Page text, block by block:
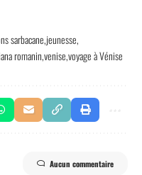
sarbacane jeunesse
romaninvenisevoyage à Vénise
Aucun commentaire